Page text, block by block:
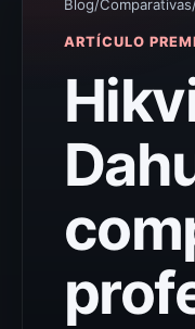
Blog/Comparativas
ARTÍCULO